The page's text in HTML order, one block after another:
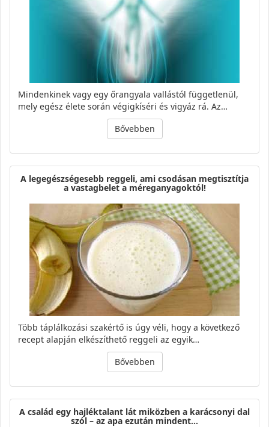
Mindenkinek vagy egy őrangyala vallástól függetlenül,
mely egész élete során végigkíséri és vigyáz rá. Az…
Bővebben
A legegészségesebb reggeli, ami csodásan megtisztítja
a vastagbelet a méreganyagoktól!
Több táplálkozási szakértő is úgy véli, hogy a következő
recept alapján elkészíthető reggeli az egyik…
Bővebben
A család egy hajléktalant lát miközben a karácsonyi dal
szól – az apa ezután mindent…